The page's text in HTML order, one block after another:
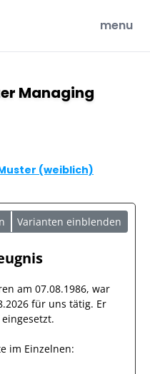
open
menu
Managing
(weiblich)
Varianten einblenden
am 07.08.1986, war
für uns tätig. Er
eingesetzt.
im Einzelnen: